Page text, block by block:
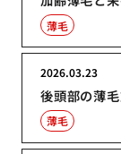
薄毛
後頭部の薄
2026.03.23
薄毛